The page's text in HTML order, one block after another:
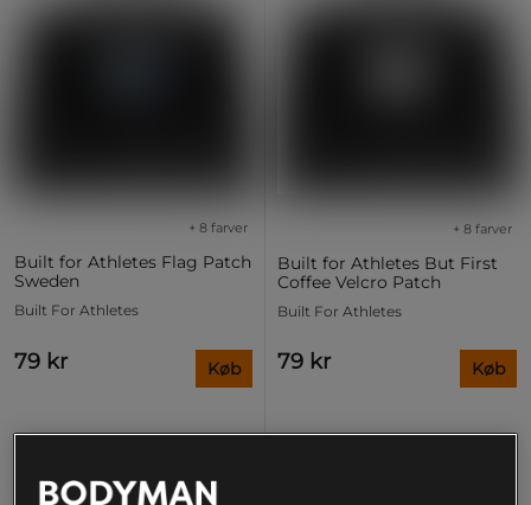
Built for Athletes Flag Patch
Sweden
+ 8 farver
Built For Athletes
79 kr Køb
Built for Athletes But First
Coffee Velcro Patch
+ 8 farver
Built For Athletes
79 kr Køb